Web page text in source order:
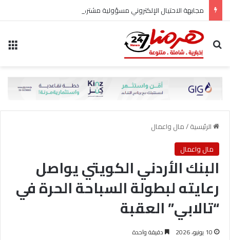
مجابهة الاحتيال الإلكتروني مسؤولية مشتركة
بحث عن
الرئيسية/مال واعمال
مال واعمال
البنك الأردني الكويتي يواصل
رعايته لبطولة السباحة الحرة في
“تالابي” العقبة
10 يونيو، 2026 دقيقة واحدة